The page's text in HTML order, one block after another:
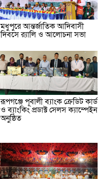
মধুপুরে আন্তর্জাতিক আদিবাসী
দিবসে র‍্যালি ও আলোচনা সভা
রূপগঞ্জে পূবালী ব্যাংক ক্রেডিট কার্ড
ও ব্যাংকিং প্রডাক্ট সেলস ক্যাম্পেইন
অনুষ্ঠিত